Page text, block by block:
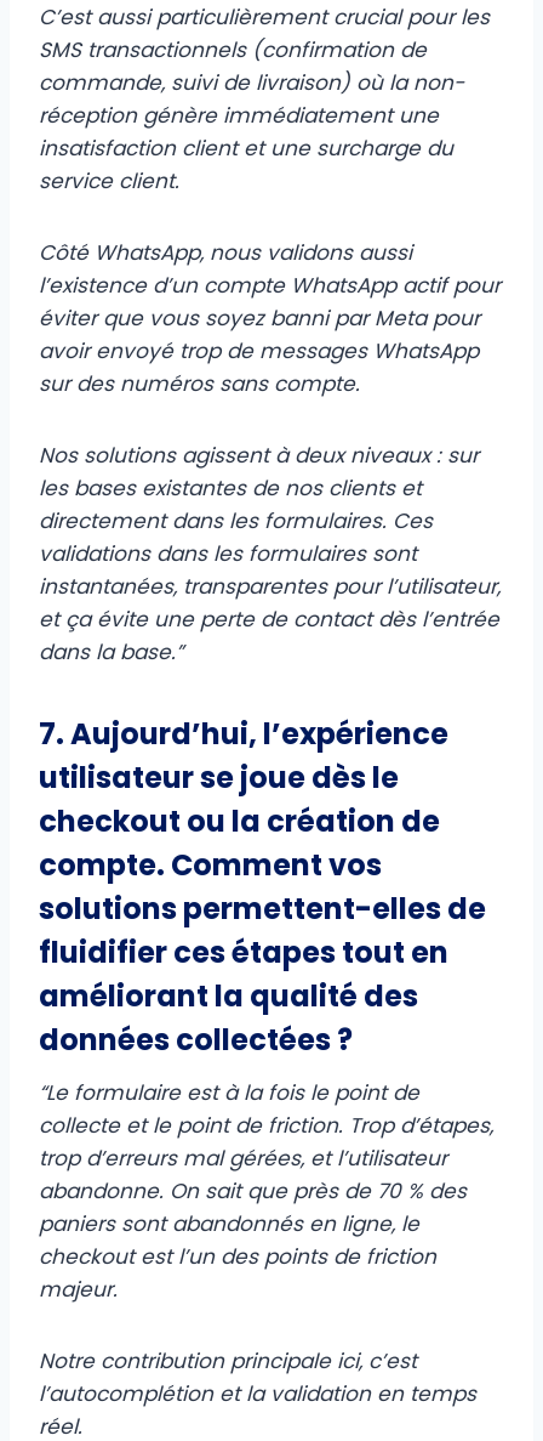
C’est aussi particulièrement crucial pour les
SMS transactionnels (confirmation de
commande, suivi de livraison) où la non-
réception génère immédiatement une
insatisfaction client et une surcharge du
service client.
Côté WhatsApp, nous validons aussi
l’existence d’un compte WhatsApp actif pour
éviter que vous soyez banni par Meta pour
avoir envoyé trop de messages WhatsApp
sur des numéros sans compte.
Nos solutions agissent à deux niveaux : sur
les bases existantes de nos clients et
directement dans les formulaires. Ces
validations dans les formulaires sont
instantanées, transparentes pour l’utilisateur,
et ça évite une perte de contact dès l’entrée
dans la base.”
7. Aujourd’hui, l’expérience
utilisateur se joue dès le
checkout ou la création de
compte. Comment vos
solutions permettent-elles de
fluidifier ces étapes tout en
améliorant la qualité des
données collectées ?
“Le formulaire est à la fois le point de
collecte et le point de friction. Trop d’étapes,
trop d’erreurs mal gérées, et l’utilisateur
abandonne. On sait que près de 70 % des
paniers sont abandonnés en ligne, le
checkout est l’un des points de friction
majeur.
Notre contribution principale ici, c’est
l’autocomplétion et la validation en temps
réel.